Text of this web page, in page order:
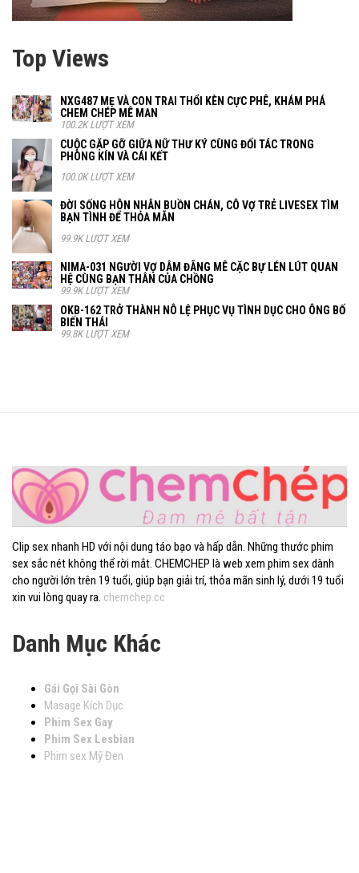
Top Views
NXG487 MẸ VÀ CON TRAI THỔI KÈN CỰC PHÊ, KHÁM PHÁ
CHEM CHÉP MÊ MAN
100.2K LƯỢT XEM
CUỘC GẶP GỠ GIỮA NỮ THƯ KÝ CÙNG ĐỐI TÁC TRONG
PHÒNG KÍN VÀ CÁI KẾT
100.0K LƯỢT XEM
ĐỜI SỐNG HÔN NHÂN BUỒN CHÁN, CÔ VỢ TRẺ LIVESEX TÌM
BẠN TÌNH ĐỂ THỎA MÃN
99.9K LƯỢT XEM
NIMA-031 NGƯỜI VỢ DÂM ĐÃNG MÊ CẶC BỰ LÉN LÚT QUAN
HỆ CÙNG BẠN THÂN CỦA CHỒNG
99.9K LƯỢT XEM
OKB-162 TRỞ THÀNH NÔ LỆ PHỤC VỤ TÌNH DỤC CHO ÔNG BỐ
BIẾN THÁI
99.8K LƯỢT XEM
Clip sex nhanh HD với nội dung táo bạo và hấp dẫn. Những thước phim
sex sắc nét không thể rời mắt. CHEMCHEP là web xem phim sex dành
cho người lớn trên 19 tuổi, giúp bạn giải trí, thỏa mãn sinh lý, dưới 19 tuổi
xin vui lòng quay ra. chemchep.cc
Danh Mục Khác
Gái Gọi Sài Gòn
Masage Kích Dục
Phim Sex Gay
Phim Sex Lesbian
Phim sex Mỹ Đen